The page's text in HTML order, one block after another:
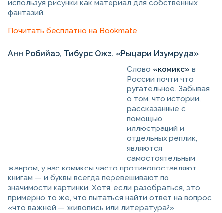
используя рисунки как материал для собственных
фантазий.
Почитать бесплатно на Bookmate
Анн Робийар, Тибурс Ожэ. «Рыцари Изумруда»
Слово «комикс» в
России почти что
ругательное. Забывая
о том, что истории,
рассказанные с
помощью
иллюстраций и
отдельных реплик,
являются
самостоятельным
жанром, у нас комиксы часто противопоставляют
книгам — и буквы всегда перевешивают по
значимости картинки. Хотя, если разобраться, это
примерно то же, что пытаться найти ответ на вопрос
«что важней — живопись или литература?»